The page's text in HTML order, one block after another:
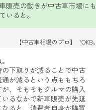
販売の動きが中古車市場に
いると。
【中古車相場のプロ】〝OKB〟
下取りが減ることで中古
が減るという点ももちろ
、そもそもクルマの購入
るなかで新車販売が先延